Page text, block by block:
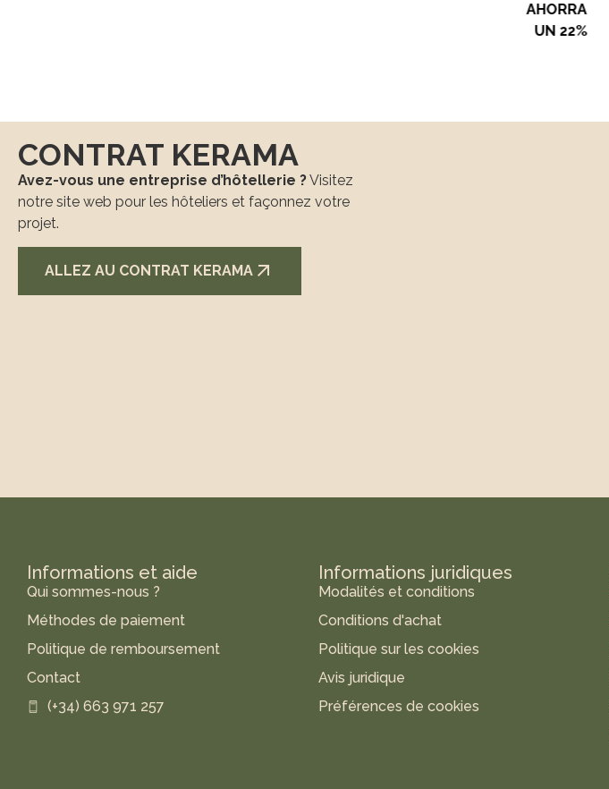
AHORRA
UN 22%
CONTRAT KERAMA
Avez-vous une entreprise d’hôtellerie ?Visitez
notre site web pour les hôteliers et façonnez votre
projet.
ALLEZ AU CONTRAT KERAMA
Informations et aide
Qui sommes-nous ?
Méthodes de paiement
Politique de remboursement
Contact
(+34) 663 971 257
Informations juridiques
Modalités et conditions
Conditions d'achat
Politique sur les cookies
Avis juridique
Préférences de cookies